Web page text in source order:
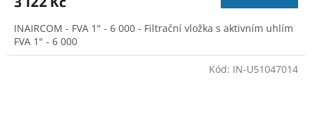
INAIRCOM - FVA 1" - 6 000 - Filtrační vložka s aktivním uhlím
FVA 1" - 6 000
Kód: IN-U51047014